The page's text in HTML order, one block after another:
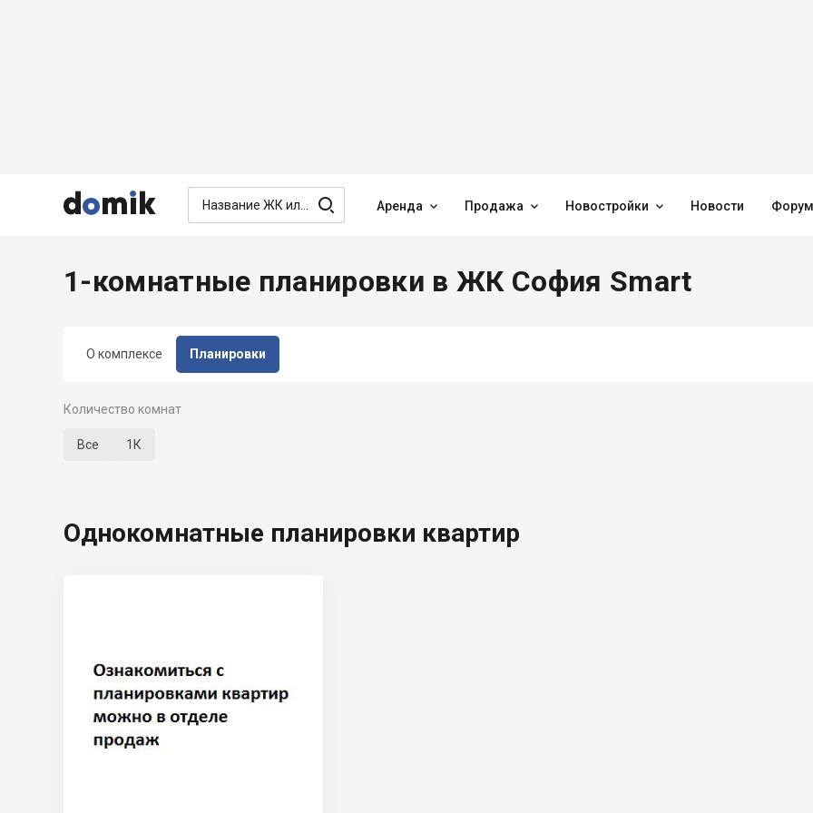


  Аренда  Продажа  Новостройки  Новости Форум
О комплексе Планировки
1-комнатные планировки в ЖК София Smart
Количество комнат
Все 1К
Однокомнатные планировки квартир